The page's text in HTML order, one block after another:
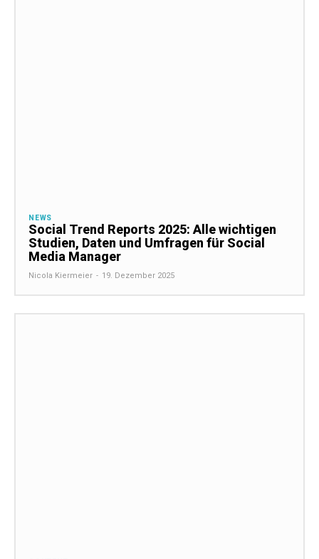
NEWS
Social Trend Reports 2025: Alle wichtigen
Studien, Daten und Umfragen für Social
Media Manager
Nicola Kiermeier - 19. Dezember 2025